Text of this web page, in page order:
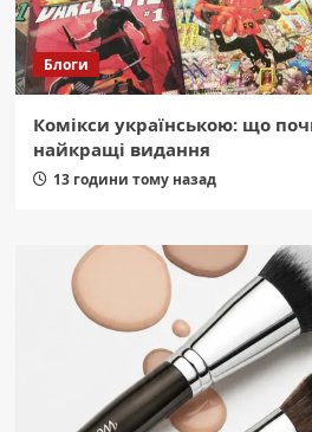
Блоги
Комікси українською: що
найкращі видання
13 години тому назад